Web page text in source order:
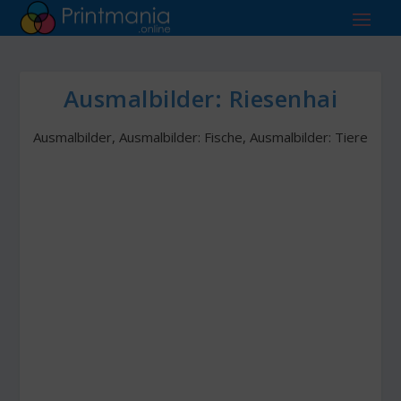
Ausmalbilder: Riesenhai
Ausmalbilder, Ausmalbilder: Fische, Ausmalbilder: Tiere